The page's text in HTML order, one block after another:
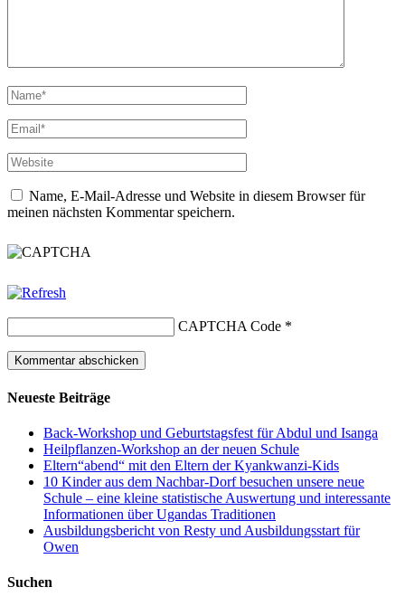
Name, E-Mail-Adresse und Website in diesem Browser für
meinen nächsten Kommentar speichern.
CAPTCHA Code *
Neueste Beiträge
Back-Workshop und Geburtstagsfest für Abdul und Isanga
Heilpflanzen-Workshop an der neuen Schule
Eltern“abend“ mit den Eltern der Kyankwanzi-Kids
10 Kinder aus dem Nachbar-Dorf besuchen unsere neue
Schule – eine kleine statistische Auswertung und interessante
Informationen über Ugandas Traditionen
Ausbildungsbericht von Resty und Ausbildungsstart für
Owen
Suchen